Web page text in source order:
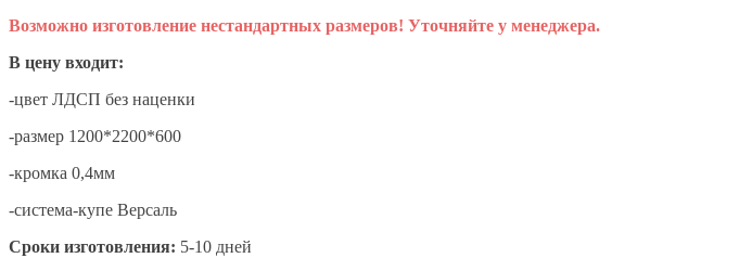
Возможно изготовление нестандартных размеров! Уточняйте у менеджера.
В цену входит:
-цвет ЛДСП без наценки
-размер 1200*2200*600
-кромка 0,4мм
-система-купе Версаль
Сроки изготовления: 5-10 дней